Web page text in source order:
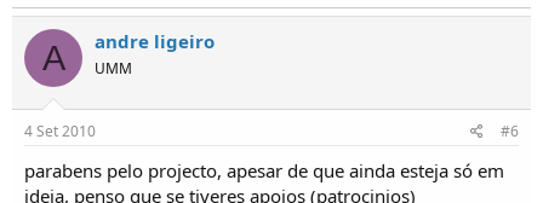
A andre ligeiro
UMM
4 Set 2010 #6
parabens pelo projecto, apesar de que ainda esteja só em
ideia, penso que se tiveres apoios (patrocinios)